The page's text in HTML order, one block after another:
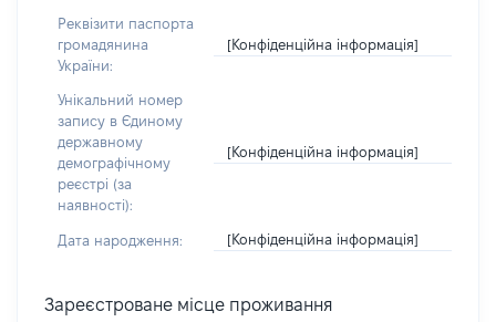
Реквізити паспорта
громадянина
України:
[Конфіденційна інформація]
Унікальний номер
запису в Єдиному
державному
демографічному
реєстрі (за
наявності):
[Конфіденційна інформація]
Дата народження: [Конфіденційна інформація]
Зареєстроване місце проживання